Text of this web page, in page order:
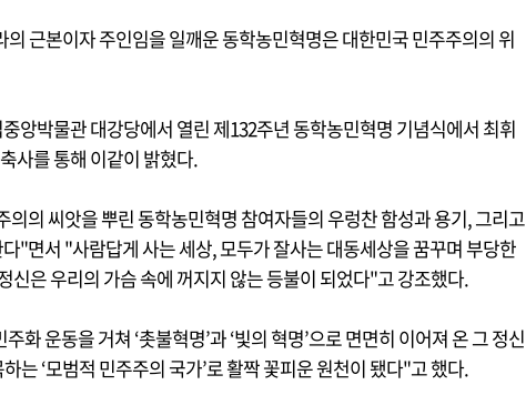
근본이자 주인임을 일깨운 동학농민혁명은 대한민국 민주주의의 위
앙박물관 대강당에서 열린 제132주년 동학농민혁명 기념식에서 최휘
사를 통해 이같이 밝혔다.
의의 씨앗을 뿌린 동학농민혁명 참여자들의 우렁찬 함성과 용기, 그리고
"면서 "사람답게 사는 세상, 모두가 잘사는 대동세상을 꿈꾸며 부당한
신은 우리의 가슴 속에 꺼지지 않는 등불이 되었다"고 강조했다.
화 운동을 거쳐 ‘촛불혁명’과 ‘빛의 혁명’으로 면면히 이어져 온 그 정신
는 ‘모범적 민주주의 국가’로 활짝 꽃피운 원천이 됐다"고 했다.